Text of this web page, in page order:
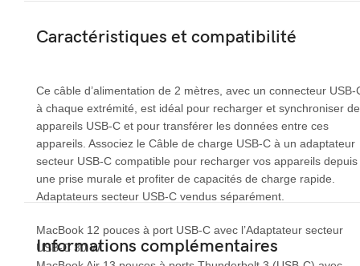
Caractéristiques et compatibilité
Ce câble d’alimentation de 2 mètres, avec un connecteur
à chaque extrémité, est idéal pour recharger et synchroniser
appareils USB‑C et pour transférer les données entre ces
appareils. Associez le Câble de charge USB‑C à un adaptateur
secteur USB‑C compatible pour recharger vos appareils depuis
une prise murale et profiter de capacités de charge rapide.
Adaptateurs secteur USB‑C vendus séparément.
MacBook 12 pouces à port USB‑C avec l’Adaptateur secteur
USB‑C 30 W
Informations complémentaires